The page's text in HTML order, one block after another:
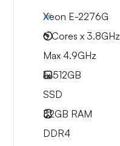
Xeon E-2276G
6 Cores x 3.8GHz
Max 4.9GHz
1x512GB
SSD
32GB RAM
DDR4